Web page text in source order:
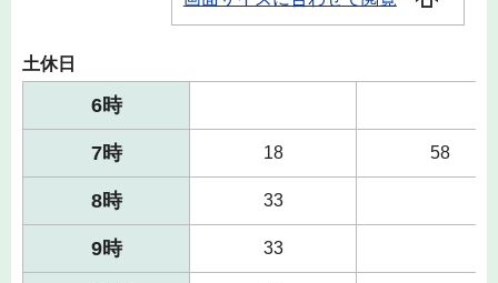
土休日
6時
7時 18 58
8時 33
9時 33